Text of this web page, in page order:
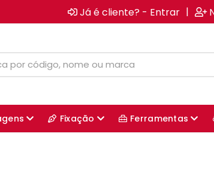
Já é cliente? - Entrar |
Fixação Ferramentas